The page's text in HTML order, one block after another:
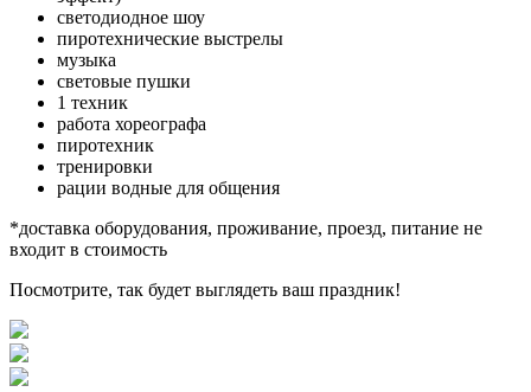
светодиодное шоу
пиротехнические выстрелы
музыка
световые пушки
1 техник
работа хореографа
пиротехник
тренировки
рации водные для общения
*доставка оборудования, проживание, проезд, питание не
входит в стоимость
Посмотрите, так будет выглядеть ваш праздник!